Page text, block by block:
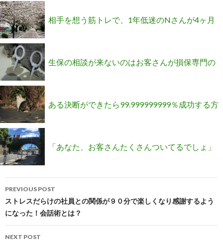
瓦、キッチンの相談が絶え間なく来るのか？
相手を想う筋トレで、1年低迷のNさんが4ヶ月
連続800万超え！その中身とは？
生保の相談が来ないのはお客さんが損保専門の
会社だと思っているから？いいえ、それは違い
ある決断ができたら99.999999999％成功する方
法を見逃してしまった方必見！
「あなた、お客さんたくさんついてるでしょ」
Post
navigation
PREVIOUS POST
ストレスだらけの社員との関係が９０分で楽しくなり感謝するよう
になった！会話術とは？
NEXT POST